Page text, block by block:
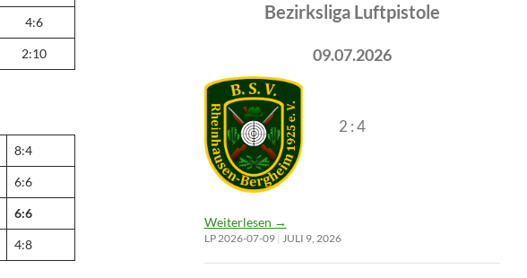
4:6
2:10
8:4
6:6
6:6
4:8
Bezirksliga Luftpistole
09.07.2026
2 : 4
Weiterlesen →
LP 2026-07-09 JULI 9, 2026